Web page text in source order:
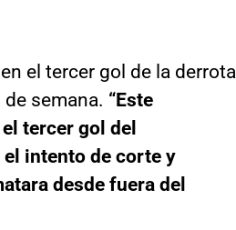
el tercer gol de la derrota
semana. “Este
tercer gol del
intento de corte y
desde fuera del